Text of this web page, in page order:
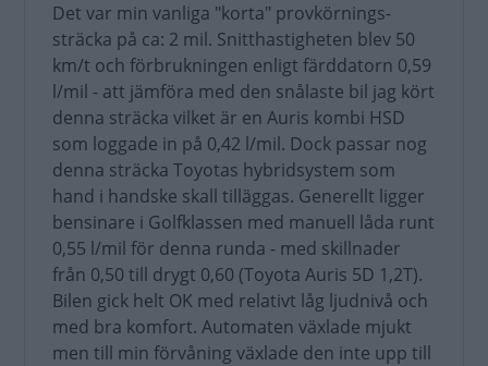
Det var min vanliga "korta" provkörnings-
sträcka på ca: 2 mil. Snitthastigheten blev 50
km/t och förbrukningen enligt färddatorn 0,59
l/mil - att jämföra med den snålaste bil jag kört
denna sträcka vilket är en Auris kombi HSD
som loggade in på 0,42 l/mil. Dock passar nog
denna sträcka Toyotas hybridsystem som
hand i handske skall tilläggas. Generellt ligger
bensinare i Golfklassen med manuell låda runt
0,55 l/mil för denna runda - med skillnader
från 0,50 till drygt 0,60 (Toyota Auris 5D 1,2T).
Bilen gick helt OK med relativt låg ljudnivå och
med bra komfort. Automaten växlade mjukt
men till min förvåning växlade den inte upp till